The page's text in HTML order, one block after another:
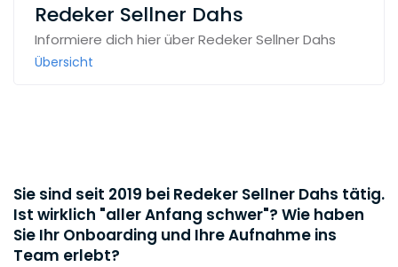
Redeker Sellner Dahs
Informiere dich hier über Redeker Sellner Dahs
Übersicht
Sie sind seit 2019 bei Redeker Sellner Dahs tätig.
Ist wirklich "aller Anfang schwer"? Wie haben
Sie Ihr Onboarding und Ihre Aufnahme ins
Team erlebt?